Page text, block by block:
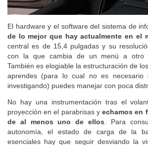
El hardware y el software del sistema de
de lo mejor que hay actualmente en el
central es de 15,4 pulgadas y su
con la que cambia de un menú a otro
También es elogiable la estructuración de
aprendes (para lo cual no es necesario
No hay una instrumentación tras el
proyección en el parabrisas yechamos en
de al menos uno de ellos. Para
autonomía, el estado de carga de la